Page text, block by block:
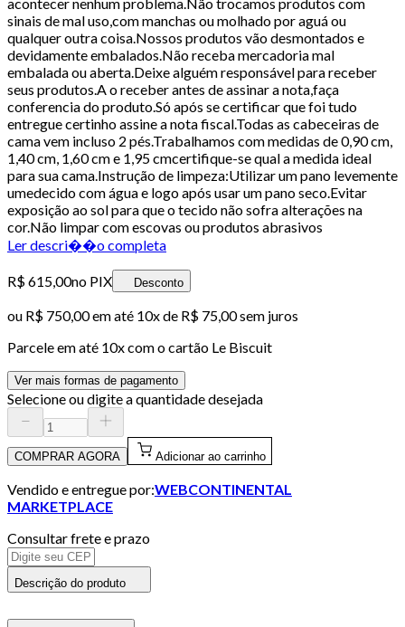
sinais de mal uso,com manchas ou molhado por aguá ou
qualquer outra coisa.Nossos produtos vão desmontados e
devidamente embalados.Não receba mercadoria mal
embalada ou aberta.Deixe alguém responsável para receber
seus produtos.A o receber antes de assinar a nota,faça
conferencia do produto.Só após se certificar que foi tudo
entregue certinho assine a nota fiscal.Todas as cabeceiras de
cama vem incluso 2 pés.Trabalhamos com medidas de 0,90 cm,
1,40 cm, 1,60 cm e 1,95 cmcertifique-se qual a medida ideal
para sua cama.Instrução de limpeza:Utilizar um pano levemente
umedecido com água e logo após usar um pano seco.Evitar
exposição ao sol para que o tecido não sofra alterações na
cor.Não limpar com escovas ou produtos abrasivos
Ler descri��o completa
R$ 615,00no PIX Desconto
ou R$ 750,00em até 10x de R$ 75,00 sem juros
Parcele em até 10x com o cartão Le Biscuit
Ver mais formas de pagamento
Selecione ou digite a quantidade desejada
COMPRAR AGORA Adicionar ao carrinho
Vendido e entregue por:WEBCONTINENTAL
MARKETPLACE
Consultar frete e prazo
Descrição do produto